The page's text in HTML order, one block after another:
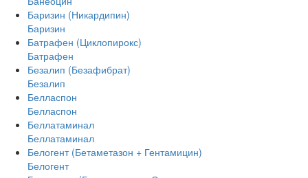
Баризин (Никардипин)
Баризин
Батрафен (Циклопирокс)
Батрафен
Безалип (Безафибрат)
Безалип
Белласпон
Белласпон
Беллатаминал
Беллатаминал
Белогент (Бетаметазон + Гентамицин)
Белогент